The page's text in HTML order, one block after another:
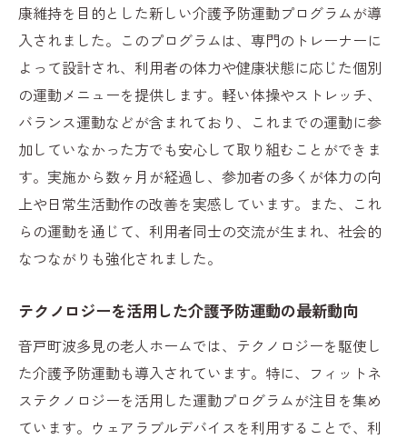
康維持を目的とした新しい介護予防運動プログラムが導
入されました。このプログラムは、専門のトレーナーに
よって設計され、利用者の体力や健康状態に応じた個別
の運動メニューを提供します。軽い体操やストレッチ、
バランス運動などが含まれており、これまでの運動に参
加していなかった方でも安心して取り組むことができま
す。実施から数ヶ月が経過し、参加者の多くが体力の向
上や日常生活動作の改善を実感しています。また、これ
らの運動を通じて、利用者同士の交流が生まれ、社会的
なつながりも強化されました。
テクノロジーを活用した介護予防運動の最新動向
音戸町波多見の老人ホームでは、テクノロジーを駆使し
た介護予防運動も導入されています。特に、フィットネ
ステクノロジーを活用した運動プログラムが注目を集め
ています。ウェアラブルデバイスを利用することで、利